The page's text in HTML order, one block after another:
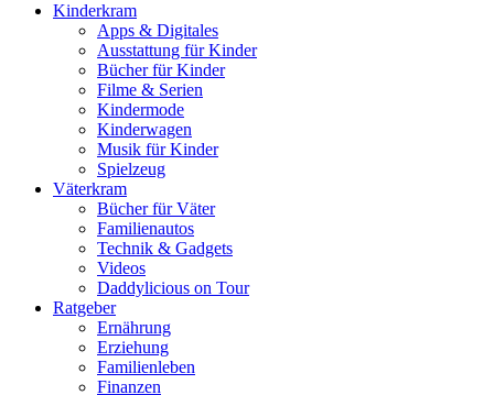
Kinderkram
Apps & Digitales
Ausstattung für Kinder
Bücher für Kinder
Filme & Serien
Kindermode
Kinderwagen
Musik für Kinder
Spielzeug
Väterkram
Bücher für Väter
Familienautos
Technik & Gadgets
Videos
Daddylicious on Tour
Ratgeber
Ernährung
Erziehung
Familienleben
Finanzen